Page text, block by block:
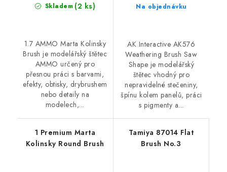
Skladem (2 ks)
1.7 AMMO Marta Kolinsky
Brush je modelářský štětec
AMMO určený pro
přesnou práci s barvami,
efekty, obtisky, drybrushem
nebo detaily na
modelech,...
Na objednávku
AK Interactive AK576
Weathering Brush Saw
Shape je modelářský
štětec vhodný pro
nepravidelné stečeniny,
špínu kolem panelů, práci
s pigmenty a...
1 Premium Marta
Kolinsky Round Brush
Tamiya 87014 Flat
Brush No.3